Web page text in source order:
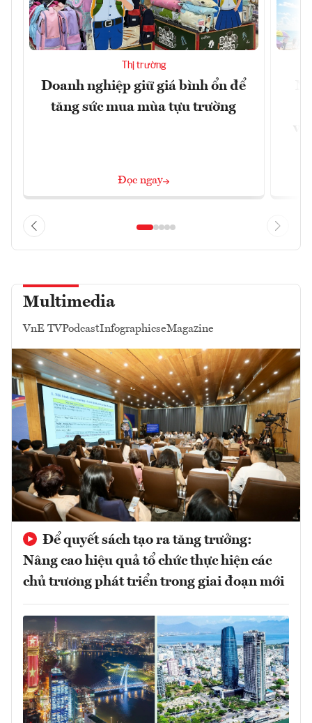
Thị trường
Doanh nghiệp giữ giá bình ổn để
tăng sức mua mùa tựu trường
Đọc ngay
Multimedia
VnE TVPodcastInfographicseMagazine
Để quyết sách tạo ra tăng trưởng:
Nâng cao hiệu quả tổ chức thực hiện các
chủ trương phát triển trong giai đoạn mới